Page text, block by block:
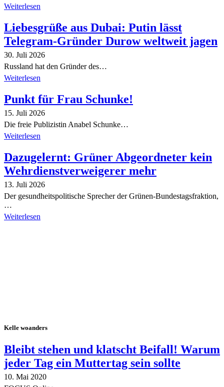
Weiterlesen
Liebesgrüße aus Dubai: Putin lässt
Telegram-Gründer Durow weltweit jagen
30. Juli 2026
Russland hat den Gründer des…
Weiterlesen
Punkt für Frau Schunke!
15. Juli 2026
Die freie Publizistin Anabel Schunke…
Weiterlesen
Dazugelernt: Grüner Abgeordneter kein
Wehrdienstverweigerer mehr
13. Juli 2026
Der gesundheitspolitische Sprecher der Grünen-Bundestagsfraktion,
…
Weiterlesen
Kelle woanders
Bleibt stehen und klatscht Beifall! Warum
jeder Tag ein Muttertag sein sollte
10. Mai 2020